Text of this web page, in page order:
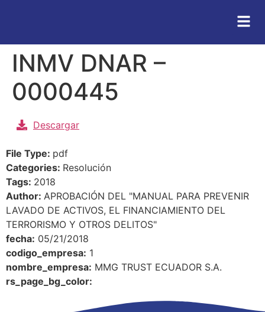
INMV DNAR –
0000445
Descargar
File Type: pdf
Categories: Resolución
Tags: 2018
Author: APROBACIÓN DEL "MANUAL PARA PREVENIR
LAVADO DE ACTIVOS, EL FINANCIAMIENTO DEL
TERRORISMO Y OTROS DELITOS"
fecha: 05/21/2018
codigo_empresa: 1
nombre_empresa: MMG TRUST ECUADOR S.A.
rs_page_bg_color: